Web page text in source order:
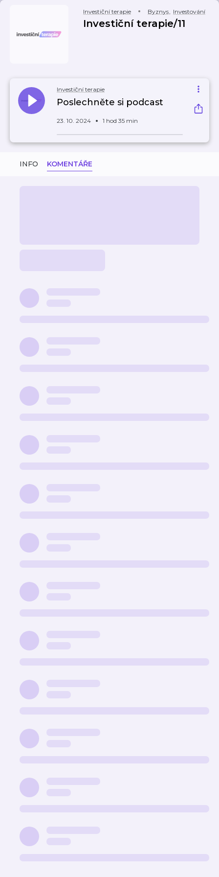
Investiční terapie Byznys, Investování
Investiční terapie/11
Investiční terapie
Poslechněte si podcast
23. 10. 2024 1 hod 35 min
INFO KOMENTÁŘE